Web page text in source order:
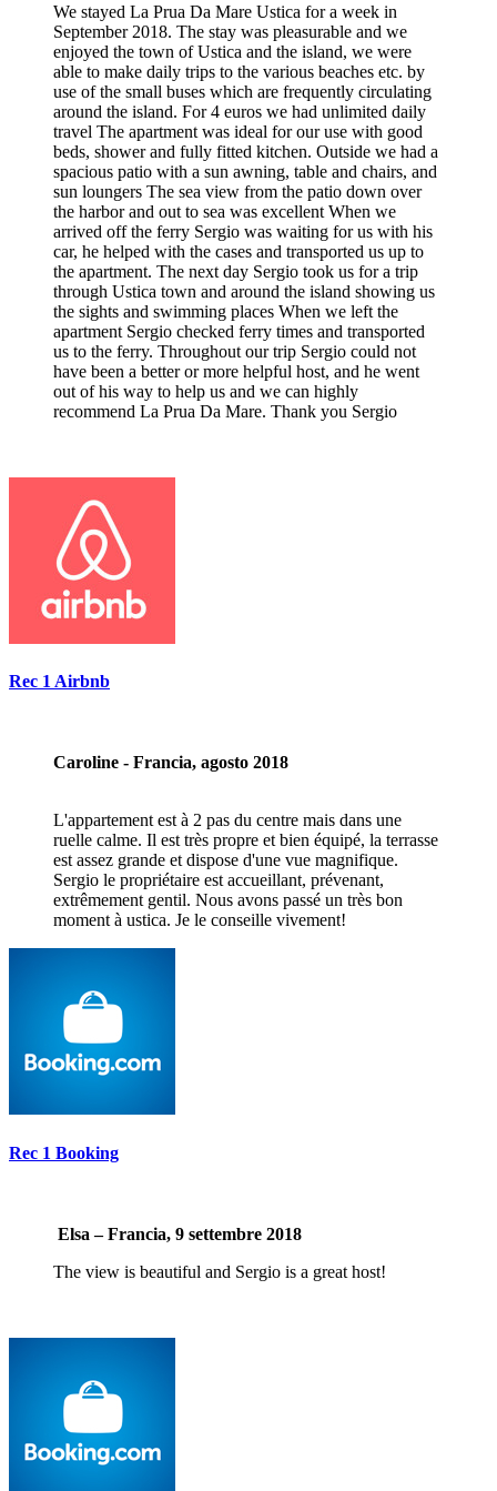
We stayed La Prua Da Mare Ustica for a week in
September 2018. The stay was pleasurable and we
enjoyed the town of Ustica and the island, we were
able to make daily trips to the various beaches etc. by
use of the small buses which are frequently circulating
around the island. For 4 euros we had unlimited daily
travel The apartment was ideal for our use with good
beds, shower and fully fitted kitchen. Outside we had a
spacious patio with a sun awning, table and chairs, and
sun loungers The sea view from the patio down over
the harbor and out to sea was excellent When we
arrived off the ferry Sergio was waiting for us with his
car, he helped with the cases and transported us up to
the apartment. The next day Sergio took us for a trip
through Ustica town and around the island showing us
the sights and swimming places When we left the
apartment Sergio checked ferry times and transported
us to the ferry. Throughout our trip Sergio could not
have been a better or more helpful host, and he went
out of his way to help us and we can highly
recommend La Prua Da Mare. Thank you Sergio
Rec 1 Airbnb
Caroline - Francia, agosto 2018
L'appartement est à 2 pas du centre mais dans une
ruelle calme. Il est très propre et bien équipé, la terrasse
est assez grande et dispose d'une vue magnifique.
Sergio le propriétaire est accueillant, prévenant,
extrêmement gentil. Nous avons passé un très bon
moment à ustica. Je le conseille vivement!
Rec 1 Booking
Elsa – Francia, 9 settembre 2018
The view is beautiful and Sergio is a great host!